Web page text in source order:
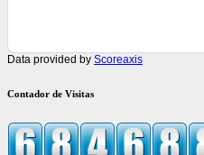
Data provided by Scoreaxis
Contador de Visitas